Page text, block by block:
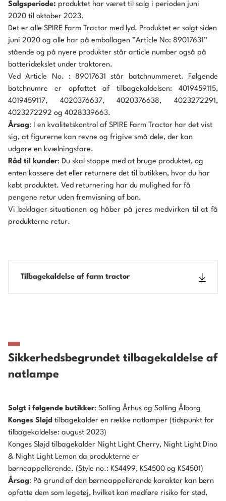
Salgsperiode: produktet har været til salg i perioden juni
2020 til oktober 2023.
Det er alle SPIRE Farm Tractor med lyd. Produktet er solgt siden
juni 2020 og alle har på emballagen ”Article No: 89017631”
stående og på nyere produkter står article number også på
batteridækslet under traktoren.
Ved Article No. : 89017631 står batchnummeret. Følgende
batchnumre er opfattet af tilbagekaldelsen: 4019459115,
4019459117, 4020376637, 4020376638, 4023272291,
4023272292 og 4028339663.
Årsag: I en kvalitetskontrol af SPIRE Farm Tractor har det vist
sig, at figurerne kan revne og frigive små dele, der kan
udgøre en kvælningsfare.
Råd til kunder: Du skal stoppe med at bruge produktet, og
enten kassere det eller returnere det til butikken, hvor du har
købt produktet. Ved returnering har du mulighed for få
pengene retur uden fremvisning af bon.
Vi beklager situationen og håber på jeres medvirken til at få
produkterne retur.
Tilbagekaldelse af farm tractor
Sikkerhedsbegrundet tilbagekaldelse af
natlampe
Solgt i følgende butikker: Salling Århus og Salling Ålborg
Konges Sløjd tilbagekalder en række natlamper (tidspunkt for
tilbagekaldelse: august 2023)
Konges Sløjd tilbagekalder Night Light Cherry, Night Light Dino
& Night Light Lemon da produkterne er
børneappellerende. (Style no.: KS4499, KS4500 og KS4501)
Årsag: På grund af den børneappellerende karakter kan børn
opfatte dem som legetøj, hvilket kan medføre risiko for stød,